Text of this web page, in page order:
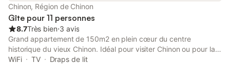
Chinon, Région de Chinon
Gîte pour 11 personnes
8.7Très bien⋅3 avis
Grand appartement de 150m2 en plein cœur du centre
historique du vieux Chinon. Idéal pour visiter Chinon ou pour la
Loire à vélo. Au premier niveau vous trouverez une entrée avec
WiFi TV
Draps de lit